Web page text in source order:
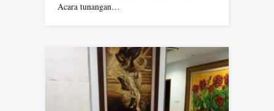
Acara tunangan…